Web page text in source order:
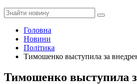
Головна
Новини
Політика
Тимошенко выступила за
Тимошенко выступила